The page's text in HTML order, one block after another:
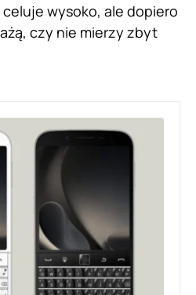
celuje wysoko, ale dopiero
czy nie mierzy zbyt